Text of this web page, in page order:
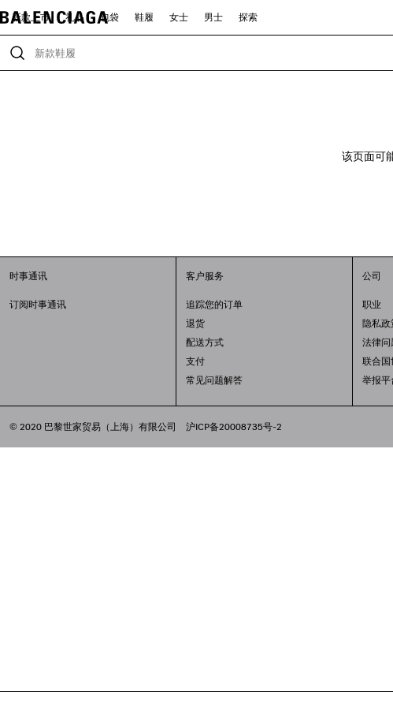
新款上市 礼品 包袋 鞋履 女士 男士 探索
该页面可
时事通讯
订阅时事通讯
客户服务
追踪您的订单
退货
配送方式
支付
常见问题解答
公司
职业
隐私政
法律问
联合国
举报平
© 2020 巴黎世家贸易（上海）有限公司 沪ICP备20008735号-2